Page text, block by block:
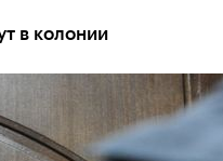
в колонии